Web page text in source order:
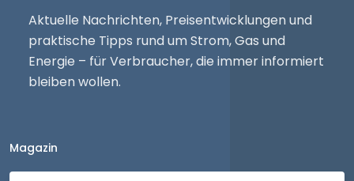
Aktuelle Nachrichten, Preisentwicklungen und
praktische Tipps rund um Strom, Gas und
Energie – für Verbraucher, die immer informiert
bleiben wollen.
Magazin